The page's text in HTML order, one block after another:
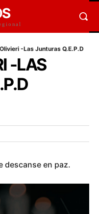
-Las Junturas Q.E.P.D
-LAS
descanse en paz.